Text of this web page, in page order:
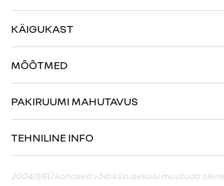
KÄIGUKAST
MÕÕTMED
PAKIRUUMI MAHUTAVUS
TEHNILINE INFO
2004/3/EÜ kohaselt võib kütusekulu muutuda